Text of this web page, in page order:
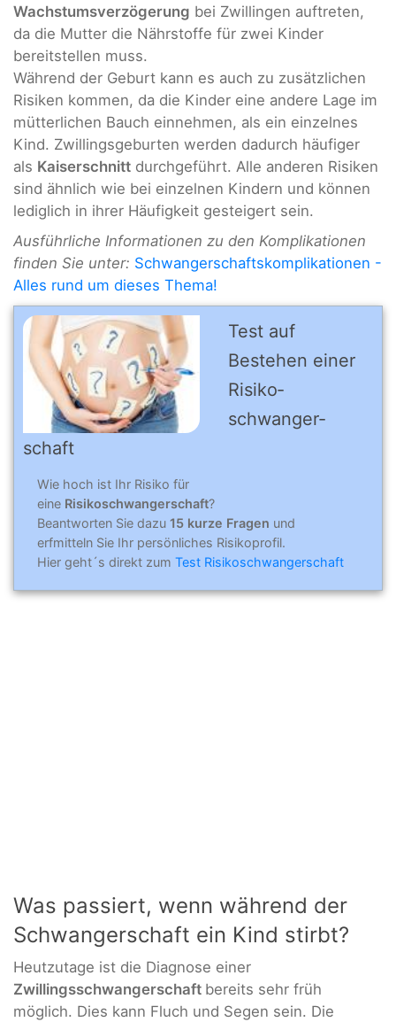
Wachstumsverzögerung bei Zwillingen auftreten,
da die Mutter die Nährstoffe für zwei Kinder
bereitstellen muss.
Während der Geburt kann es auch zu zusätzlichen
Risiken kommen, da die Kinder eine andere Lage im
mütterlichen Bauch einnehmen, als ein einzelnes
Kind. Zwillingsgeburten werden dadurch häufiger
als Kaiserschnitt durchgeführt. Alle anderen Risiken
sind ähnlich wie bei einzelnen Kindern und können
lediglich in ihrer Häufigkeit gesteigert sein.
Ausführliche Informationen zu den Komplikationen
finden Sie unter: Schwangerschaftskomplikationen -
Alles rund um dieses Thema!
Test auf
Bestehen einer
Risiko­
schwanger­
schaft
Wie hoch ist Ihr Risiko für
eine Risikoschwangerschaft?
Beantworten Sie dazu 15 kurze Fragen und
erfmitteln Sie Ihr persönliches Risikoprofil.
Hier geht´s direkt zum Test Risikoschwangerschaft
Was passiert, wenn während der
Schwangerschaft ein Kind stirbt?
Heutzutage ist die Diagnose einer
Zwillingsschwangerschaft bereits sehr früh
möglich. Dies kann Fluch und Segen sein. Die